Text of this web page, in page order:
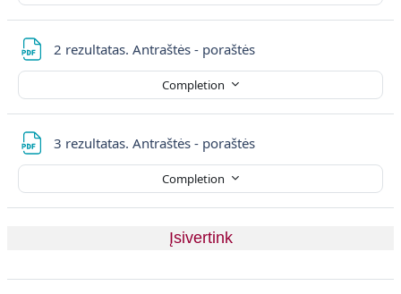
2 rezultatas. Antraštės - poraštės
Completion
3 rezultatas. Antraštės - poraštės
Completion
Įsivertink